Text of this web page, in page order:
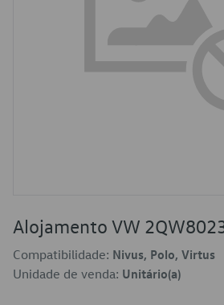
Alojamento VW
Compatibilidade: Nivus, Polo, Virtus
Unidade de venda: Unitário(a)